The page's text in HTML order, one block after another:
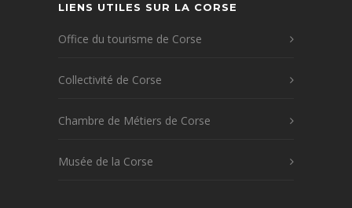
LIENS UTILES SUR LA CORSE
Office du tourisme de Corse
Collectivité de Corse
Chambre de Métiers de Corse
Musée de la Corse